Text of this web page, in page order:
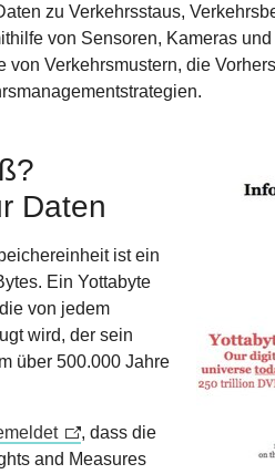
zu Verkehrsstaus,
von Sensoren, Kameras
von Verkehrsmustern, die
Show
Daten
ist ein
Ein Yottabyte
von jedem
wird, der sein
über 500.000 Jahre
, dass die
and Measures